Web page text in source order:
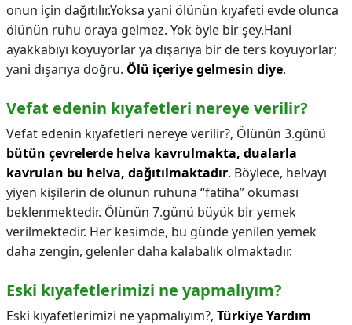
onun için dağıtılır.Yoksa yani ölünün kıyafeti evde olunca
ölünün ruhu oraya gelmez. Yok öyle bir şey.Hani
ayakkabıyı koyuyorlar ya dışarıya bir de ters koyuyorlar;
yani dışarıya doğru. Ölü içeriye gelmesin diye.
Vefat edenin kıyafetleri nereye verilir?
Vefat edenin kıyafetleri nereye verilir?, Ölünün 3.günü
bütün çevrelerde helva kavrulmakta, dualarla
kavrulan bu helva, dağıtılmaktadır. Böylece, helvayı
yiyen kişilerin de ölünün ruhuna “fatiha” okuması
beklenmektedir. Ölünün 7.günü büyük bir yemek
verilmektedir. Her kesimde, bu günde yenilen yemek
daha zengin, gelenler daha kalabalık olmaktadır.
Eski kıyafetlerimizi ne yapmalıyım?
Eski kıyafetlerimizi ne yapmalıyım?, Türkiye Yardım